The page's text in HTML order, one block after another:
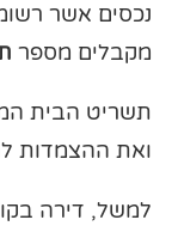
נכסים אשר
מקבלים מספר
תשריט הבית
ואת ההצמדות
למשל, דירה